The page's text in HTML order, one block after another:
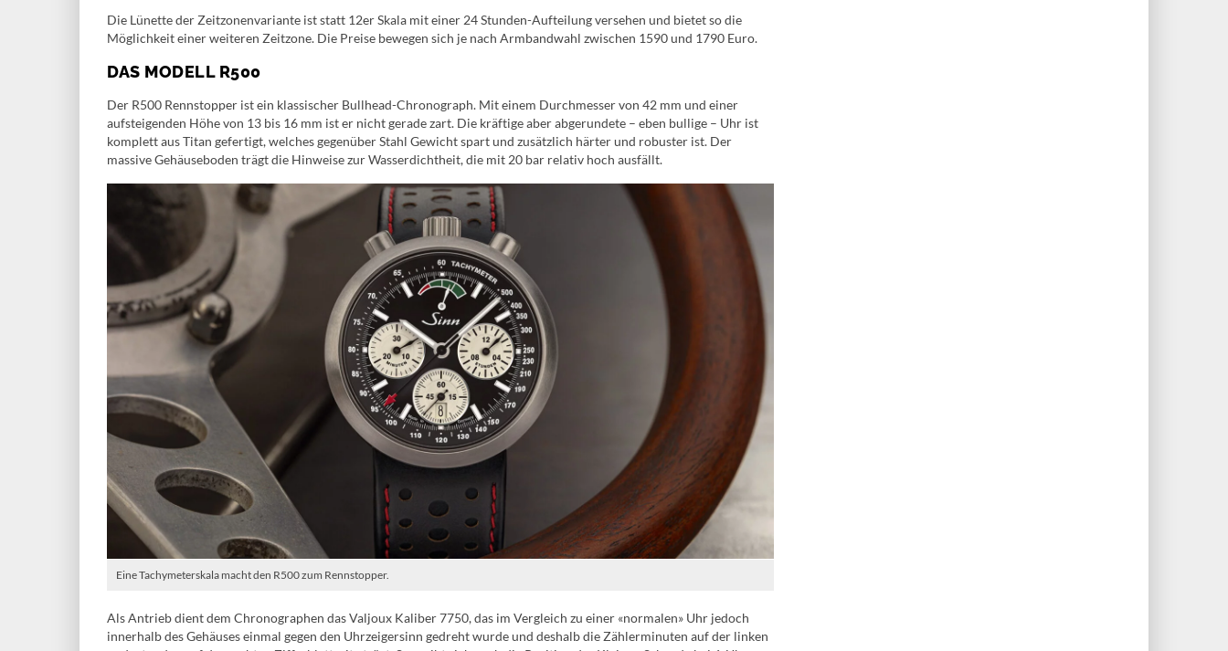
Die Lünette der Zeitzonenvariante ist statt 12er Skala mit einer 24 Stunden-Aufteilung versehen und bietet so die
Möglichkeit einer weiteren Zeitzone. Die Preise bewegen sich je nach Armbandwahl zwischen 1590 und 1790 Euro.
DAS MODELL R500
Der R500 Rennstopper ist ein klassischer Bullhead-Chronograph. Mit einem Durchmesser von 42 mm und einer
aufsteigenden Höhe von 13 bis 16 mm ist er nicht gerade zart. Die kräftige aber abgerundete – eben bullige – Uhr ist
komplett aus Titan gefertigt, welches gegenüber Stahl Gewicht spart und zusätzlich härter und robuster ist. Der
massive Gehäuseboden trägt die Hinweise zur Wasserdichtheit, die mit 20 bar relativ hoch ausfällt.
Eine Tachymeterskala macht den R500 zum Rennstopper.
Als Antrieb dient dem Chronographen das Valjoux Kaliber 7750, das im Vergleich zu einer «normalen» Uhr jedoch
innerhalb des Gehäuses einmal gegen den Uhrzeigersinn gedreht wurde und deshalb die Zählerminuten auf der linken